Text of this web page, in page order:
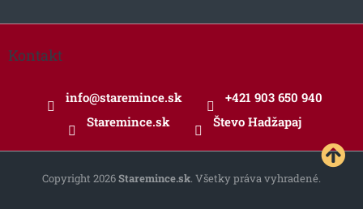
Z
p
Kontakt
info@staremince.sk
+421 903 650 940
Staremince.sk
Števo Hadžapaj
Copyright 2026Staremince.sk. Všetky práva vyhradené.